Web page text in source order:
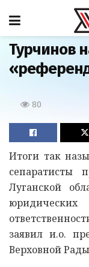
Главная
Турчинов
80
Итоги так
Луганской
юридических
заявил и.о.
Верховной